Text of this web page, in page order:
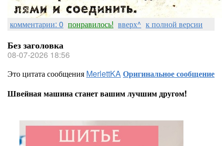
комментарии: 0 понравилось! вверх^ к полной версии
Без заголовка
08-07-2026 18:56
Это цитата сообщения MerlettKAОригинальное сообщение
Швейная машина станет вашим лучшим другом!